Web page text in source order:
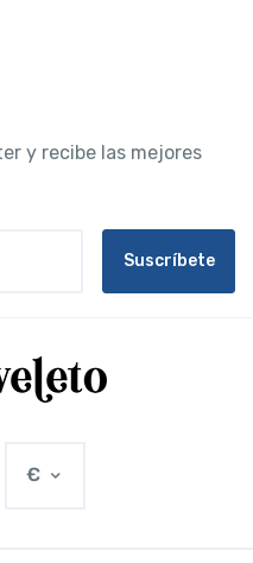
y recibe las mejores
Suscríbete
€